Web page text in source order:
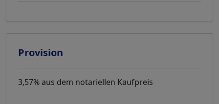
Provision
3,57% aus dem notariellen Kaufpreis